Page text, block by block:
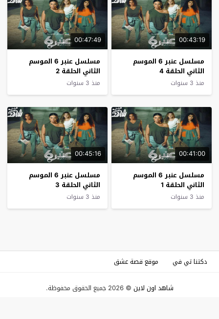
00:43:19
مسلسل عنبر 6 الموسم
الثاني الحلقة 4
منذ 3 سنوات
00:47:49
مسلسل عنبر 6 الموسم
الثاني الحلقة 2
منذ 3 سنوات
00:41:00
مسلسل عنبر 6 الموسم
الثاني الحلقة 1
منذ 3 سنوات
00:45:16
مسلسل عنبر 6 الموسم
الثاني الحلقة 3
منذ 3 سنوات
دكتنا تي في موقع قصة عشق
شاهد اون لاين © 2026 جميع الحقوق محفوظة.